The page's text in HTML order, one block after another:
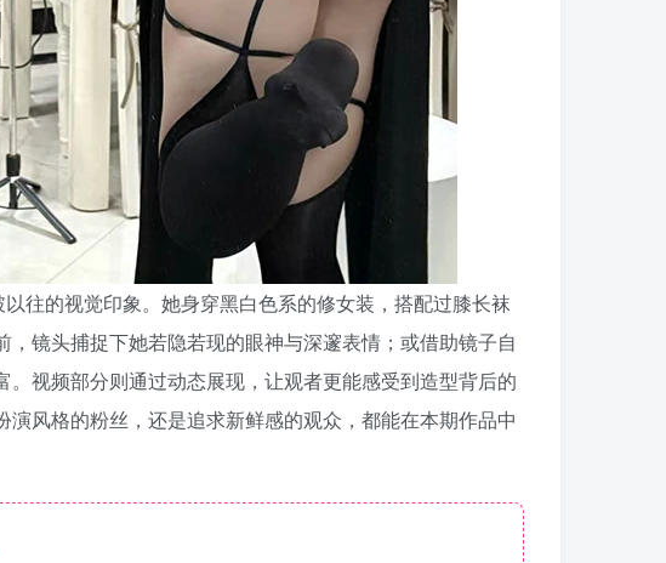
往的视觉印象。她身穿黑白色系的修女装，搭配过膝长袜
镜头捕捉下她若隐若现的眼神与深邃表情；或借助镜子自
视频部分则通过动态展现，让观者更能感受到造型背后的
风格的粉丝，还是追求新鲜感的观众，都能在本期作品中